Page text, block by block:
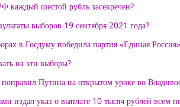
каждый шестой рубль засекречен?
выборов 19 сентября 2021 года?
в Госдуму победила партия «Единая
на эти выборы?
Путина на открытом уроке во
издал указ о выплате 10 тысяч рублей всем